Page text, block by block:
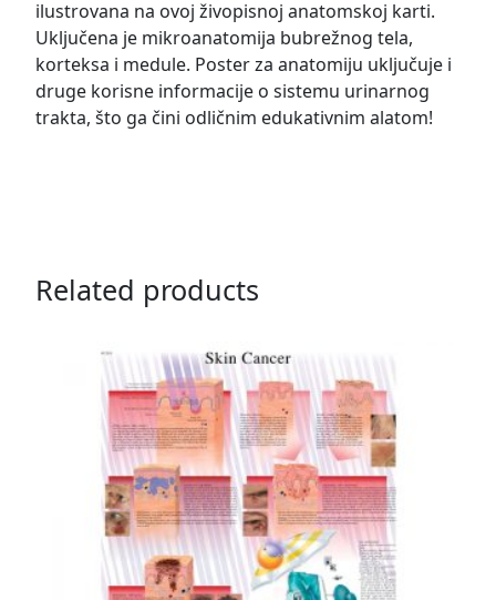
ilustrovana na ovoj živopisnoj anatomskoj karti.
Uključena je mikroanatomija bubrežnog tela,
korteksa i medule. Poster za anatomiju uključuje i
druge korisne informacije o sistemu urinarnog
trakta, što ga čini odličnim edukativnim alatom!
Related products